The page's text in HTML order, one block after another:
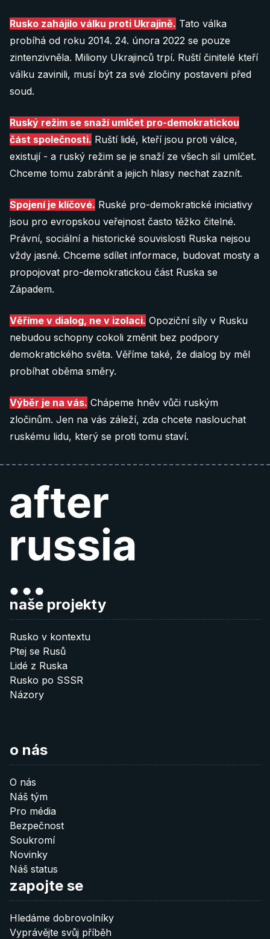
Editor rozhovorů
Fundraisers
Social researchers
Graphic designers
Podívejte se na 11 positions
Je nějaká další oblast ve které byste nám rádi pomohli? Dejte
info@after-russia.org
na vaší platformě (s uvedením autora).
Více info pro média
Vaše zkušenosti můžeme zveřejnit anonymně.
Vyprávějte svůj příběh
2702660360/2010, založená je u Fio Banky
(Česká republika). Můžete nám buď poslat peníze
přímo na něj, nebo nascanovat jeden z QR kódů
níže ve vaší bankovní aplikaci:
10 €
Donate 10 €
Donate 20 €
40 €
Donate 40 €
60 €
Donate 60 €
nascanujetepřímo z vaší bankovní aplikace
Rusko zahájilo válku proti Ukrajině. Tato válka
probíhá od roku 2014. 24. února 2022 se pouze
zintenzivněla. Miliony Ukrajinců trpí. Ruští činitelé kteří
válku zavinili, musí být za své zločiny postaveni před
soud.
Ruský režim se snaží umlčet pro-demokratickou
část společnosti. Ruští lidé, kteří jsou proti válce,
existují - a ruský režim se je snaží ze všech sil umlčet.
Chceme tomu zabránit a jejich hlasy nechat zaznít.
Spojení je klíčové. Ruské pro-demokratické iniciativy
jsou pro evropskou veřejnost často těžko čitelné.
Právní, sociální a historické souvislosti Ruska nejsou
vždy jasné. Chceme sdílet informace, budovat mosty a
propojovat pro-demokratickou část Ruska se
Západem.
Věříme v dialog, ne v izolaci. Opoziční síly v Rusku
nebudou schopny cokoli změnit bez podpory
demokratického světa. Věříme také, že dialog by měl
probíhat oběma směry.
Výběr je na vás. Chápeme hněv vůči ruským
zločinům. Jen na vás záleží, zda chcete naslouchat
ruskému lidu, který se proti tomu staví.
naše projekty
Rusko v kontextu
Ptej se Rusů
Lidé z Ruska
Rusko po SSSR
Názory
o nás
O nás
Náš tým
Pro média
Bezpečnost
Soukromí
Novinky
Náš status
zapojte se
Hledáme dobrovolníky
Vyprávějte svůj příběh